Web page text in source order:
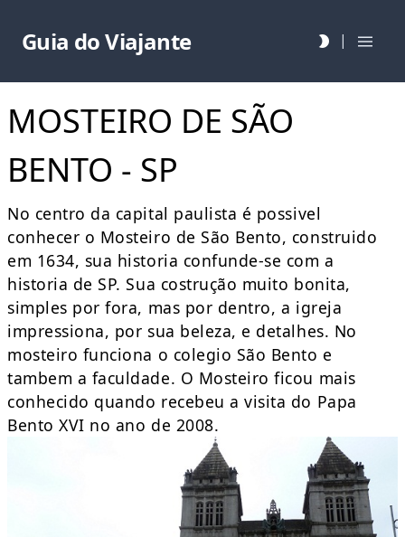
Guia do Viajante |
MOSTEIRO DE SÃO
BENTO - SP
No centro da capital paulista é possivel
conhecer o Mosteiro de São Bento, construido
em 1634, sua historia confunde-se com a
historia de SP. Sua costrução muito bonita,
simples por fora, mas por dentro, a igreja
impressiona, por sua beleza, e detalhes. No
mosteiro funciona o colegio São Bento e
tambem a faculdade. O Mosteiro ficou mais
conhecido quando recebeu a visita do Papa
Bento XVI no ano de 2008.